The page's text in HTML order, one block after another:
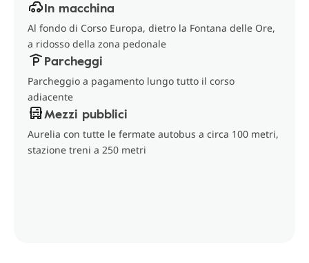
In macchina
Al fondo di Corso Europa, dietro la Fontana delle Ore,
a ridosso della zona pedonale
Parcheggi
Parcheggio a pagamento lungo tutto il corso
adiacente
Mezzi pubblici
Aurelia con tutte le fermate autobus a circa 100 metri,
stazione treni a 250 metri